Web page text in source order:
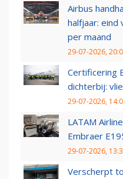
Airbus
halfjaar: eind
per maand
29-07-2026,
Certificering
dichterbij:
29-07-2026,
LATAM
Embraer
29-07-2026,
Verscherpt